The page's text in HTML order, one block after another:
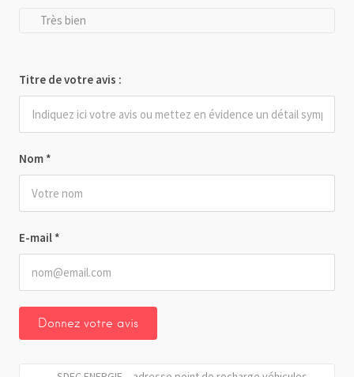
Nom *
E-mail *
Très bien
Titre de votre avis :